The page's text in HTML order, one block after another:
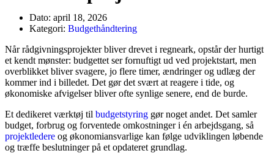
Dato: april 18, 2026
Kategori: Budgethåndtering
Når rådgivningsprojekter bliver drevet i regneark, opstår der hurtigt
et kendt mønster: budgettet ser fornuftigt ud ved projektstart, men
overblikket bliver svagere, jo flere timer, ændringer og udlæg der
kommer ind i billedet. Det gør det svært at reagere i tide, og
økonomiske afvigelser bliver ofte synlige senere, end de burde.
Et dedikeret værktøj til budgetstyring gør noget andet. Det samler
budget, forbrug og forventede omkostninger i én arbejdsgang, så
projektledere og økonomiansvarlige kan følge udviklingen løbende
og træffe beslutninger på et opdateret grundlag.